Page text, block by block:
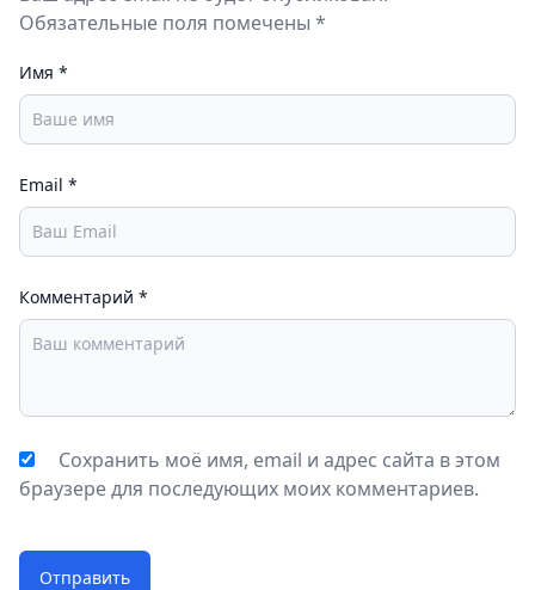
Обязательные поля помечены *
Имя *
Email *
Комментарий *
Сохранить моё имя, email и адрес сайта в этом
браузере для последующих моих комментариев.
Отправить